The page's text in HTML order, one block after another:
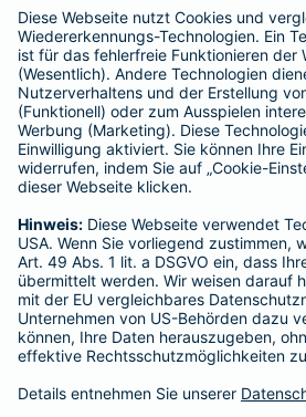
BELIEBTE
Kranken-
Adresse ändern
Schaden melden
Serviceübersicht